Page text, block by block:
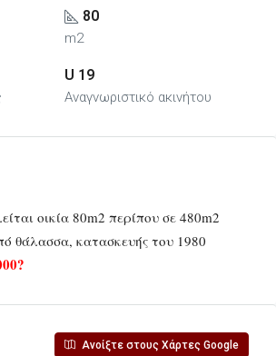
80
m2
U 19
Αναγνωριστικό ακινήτου
οικία 80m2 περίπου σε 480m2
θάλασσα, κατασκευής του 1980
Ανοίξτε στους Χάρτες Google